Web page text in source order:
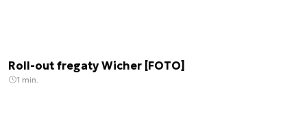
Roll-out fregaty Wicher [FOTO]
1 min.